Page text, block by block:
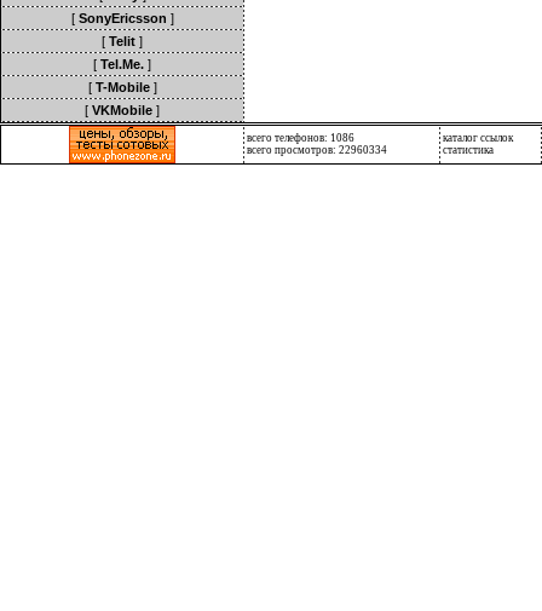
[ SonyEricsson ]
[ Telit ]
[ Tel.Me. ]
[ T-Mobile]
[ VKMobile ]
всего телефонов: 1086
всего просмотров: 22960334
каталог ссылок
статистика